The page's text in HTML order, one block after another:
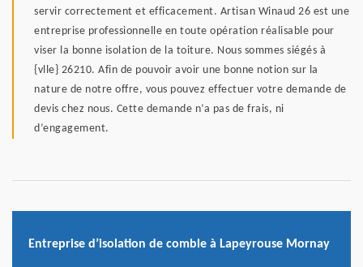
servir correctement et efficacement. Artisan Winaud 26 est une
entreprise professionnelle en toute opération réalisable pour
viser la bonne isolation de la toiture. Nous sommes siégés à
{vlle} 26210. Afin de pouvoir avoir une bonne notion sur la
nature de notre offre, vous pouvez effectuer votre demande de
devis chez nous. Cette demande n’a pas de frais, ni
d’engagement.
Entreprise d’isolation de comble à Lapeyrouse Mornay